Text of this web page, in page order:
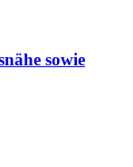
sowie